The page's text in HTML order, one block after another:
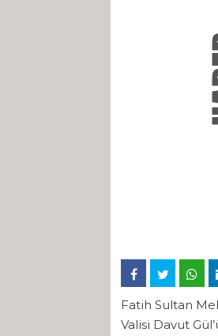
Fatih Sultan
Valisi Davut